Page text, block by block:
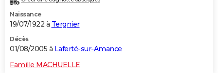
Naissance
19/07/1922 à Tergnier
Décès
01/08/2005 à Laferté-sur-Amance
Famille MACHUELLE